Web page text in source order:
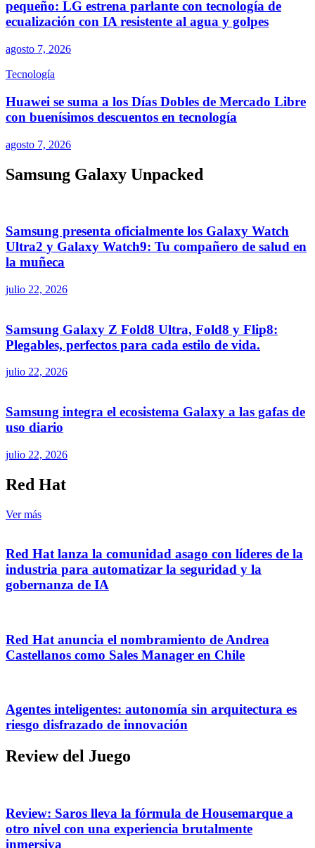
pequeño: LG estrena parlante con tecnología de
ecualización con IA resistente al agua y golpes
agosto 7, 2026
Tecnología
Huawei se suma a los Días Dobles de Mercado Libre
con buenísimos descuentos en tecnología
agosto 7, 2026
Samsung Galaxy Unpacked
Samsung presenta oficialmente los Galaxy Watch
Ultra2 y Galaxy Watch9: Tu compañero de salud en
la muñeca
julio 22, 2026
Samsung Galaxy Z Fold8 Ultra, Fold8 y Flip8:
Plegables, perfectos para cada estilo de vida.
julio 22, 2026
Samsung integra el ecosistema Galaxy a las gafas de
uso diario
julio 22, 2026
Red Hat
Ver más
Red Hat lanza la comunidad asago con líderes de la
industria para automatizar la seguridad y la
gobernanza de IA
Red Hat anuncia el nombramiento de Andrea
Castellanos como Sales Manager en Chile
Agentes inteligentes: autonomía sin arquitectura es
riesgo disfrazado de innovación
Review del Juego
Review: Saros lleva la fórmula de Housemarque a
otro nivel con una experiencia brutalmente
inmersiva